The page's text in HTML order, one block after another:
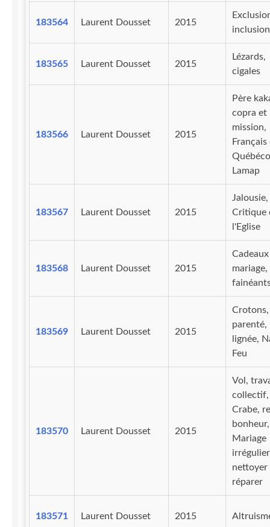
183564 Laurent Dousset 2015
183565 Laurent Dousset 2015
Lézards,
cigales
183566 Laurent Dousset 2015
Père
copra et
mission,
Français
Lamap
183567 Laurent Dousset 2015
Jalousie,
Critique
l'Eglise
183568 Laurent Dousset 2015
mariage,
183569 Laurent Dousset 2015
Crotons,
parenté,
lignée,
Feu
183570 Laurent Dousset 2015
Vol,
collectif,
Crabe,
bonheur,
Mariage
nettoyer
réparer
183571 Laurent Dousset 2015